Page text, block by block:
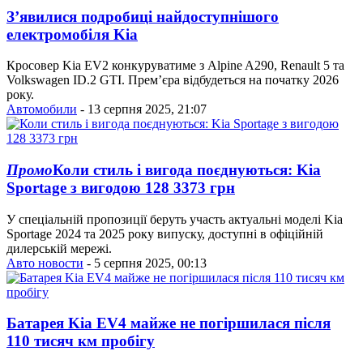
З’явилися подробиці найдоступнішого
електромобіля Kia
Кросовер Kia EV2 конкуруватиме з Alpine A290, Renault 5 та
Volkswagen ID.2 GTI. Прем’єра відбудеться на початку 2026
року.
Автомобили - 13 серпня 2025, 21:07
ПромоКоли стиль і вигода поєднуються: Kia
Sportage з вигодою 128 3373 грн
У спеціальній пропозиції беруть участь актуальні моделі Kia
Sportage 2024 та 2025 року випуску, доступні в офіційній
дилерській мережі.
Авто новости - 5 серпня 2025, 00:13
Батарея Kia EV4 майже не погіршилася після
110 тисяч км пробігу